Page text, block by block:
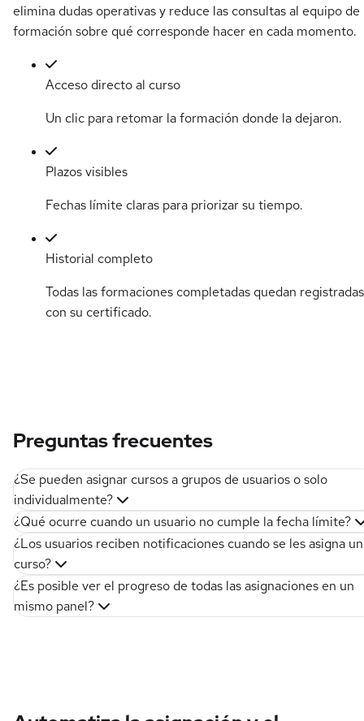
elimina dudas operativas y reduce las consultas al equipo de
formación sobre qué corresponde hacer en cada momento.
Acceso directo al curso
Un clic para retomar la formación donde la dejaron.
Plazos visibles
Fechas límite claras para priorizar su tiempo.
Historial completo
Todas las formaciones completadas quedan registradas
con su certificado.
Preguntas frecuentes
¿Se pueden asignar cursos a grupos de usuarios o solo
individualmente?
¿Qué ocurre cuando un usuario no cumple la fecha límite?
¿Los usuarios reciben notificaciones cuando se les asigna un
curso?
¿Es posible ver el progreso de todas las asignaciones en un
mismo panel?